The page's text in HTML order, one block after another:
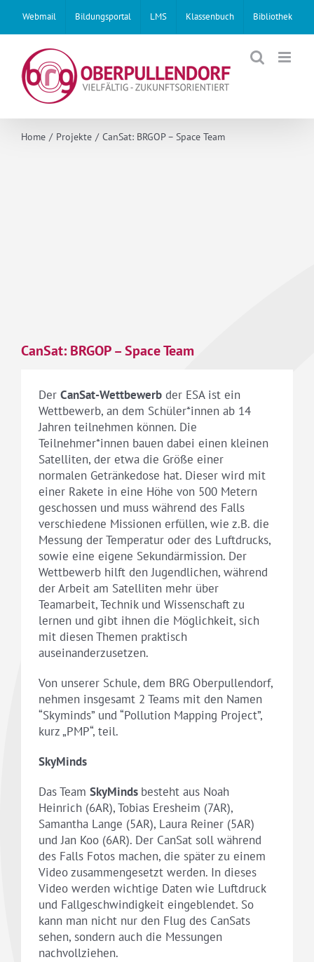
content
Webmail Bildungsportal LMS Klassenbuch Bibliothek
Home Projekte CanSat: BRGOP – Space Team
CanSat: BRGOP – Space Team
DerCanSat-Wettbewerb der ESA ist ein
Wettbewerb, an dem Schüler*innen ab 14
Jahren teilnehmen können. Die
Teilnehmer*innen bauen dabei einen kleinen
Satelliten, der etwa die Größe einer
normalen Getränkedose hat. Dieser wird mit
einer Rakete in eine Höhe von 500 Metern
geschossen und muss während des Falls
verschiedene Missionen erfüllen, wie z.B. die
Messung der Temperatur oder des Luftdrucks,
sowie eine eigene Sekundärmission. Der
Wettbewerb hilft den Jugendlichen, während
der Arbeit am Satelliten mehr über
Teamarbeit, Technik und Wissenschaft zu
lernen und gibt ihnen die Möglichkeit, sich
mit diesen Themen praktisch
auseinanderzusetzen.
Von unserer Schule, dem BRG Oberpullendorf,
nehmen insgesamt 2 Teams mit den Namen
“Skyminds” und “Pollution Mapping Project”,
kurz „PMP“, teil.
SkyMinds
Das TeamSkyMinds besteht aus Noah
Heinrich (6AR), Tobias Eresheim (7AR),
Samantha Lange (5AR), Laura Reiner (5AR)
und Jan Koo (6AR). Der CanSat soll während
des Falls Fotos machen, die später zu einem
Video zusammengesetzt werden. In dieses
Video werden wichtige Daten wie Luftdruck
und Fallgeschwindigkeit eingeblendet. So
kann man nicht nur den Flug des CanSats
sehen, sondern auch die Messungen
nachvollziehen.